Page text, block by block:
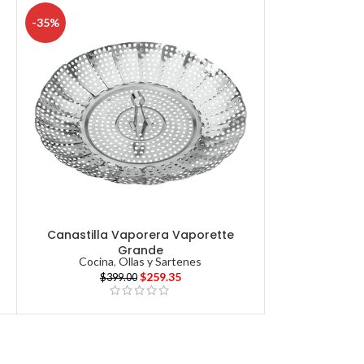
-35%
Canastilla Vaporera Vaporette
Grande
Cocina,Ollas y Sartenes
$399.00 $259.35